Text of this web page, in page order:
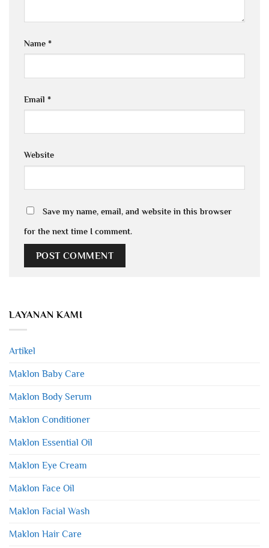
Name *
Email *
Website
Save my name, email, and website in this browser
for the next time I comment.
LAYANAN KAMI
Artikel
Maklon Baby Care
Maklon Body Serum
Maklon Conditioner
Maklon Essential Oil
Maklon Eye Cream
Maklon Face Oil
Maklon Facial Wash
Maklon Hair Care